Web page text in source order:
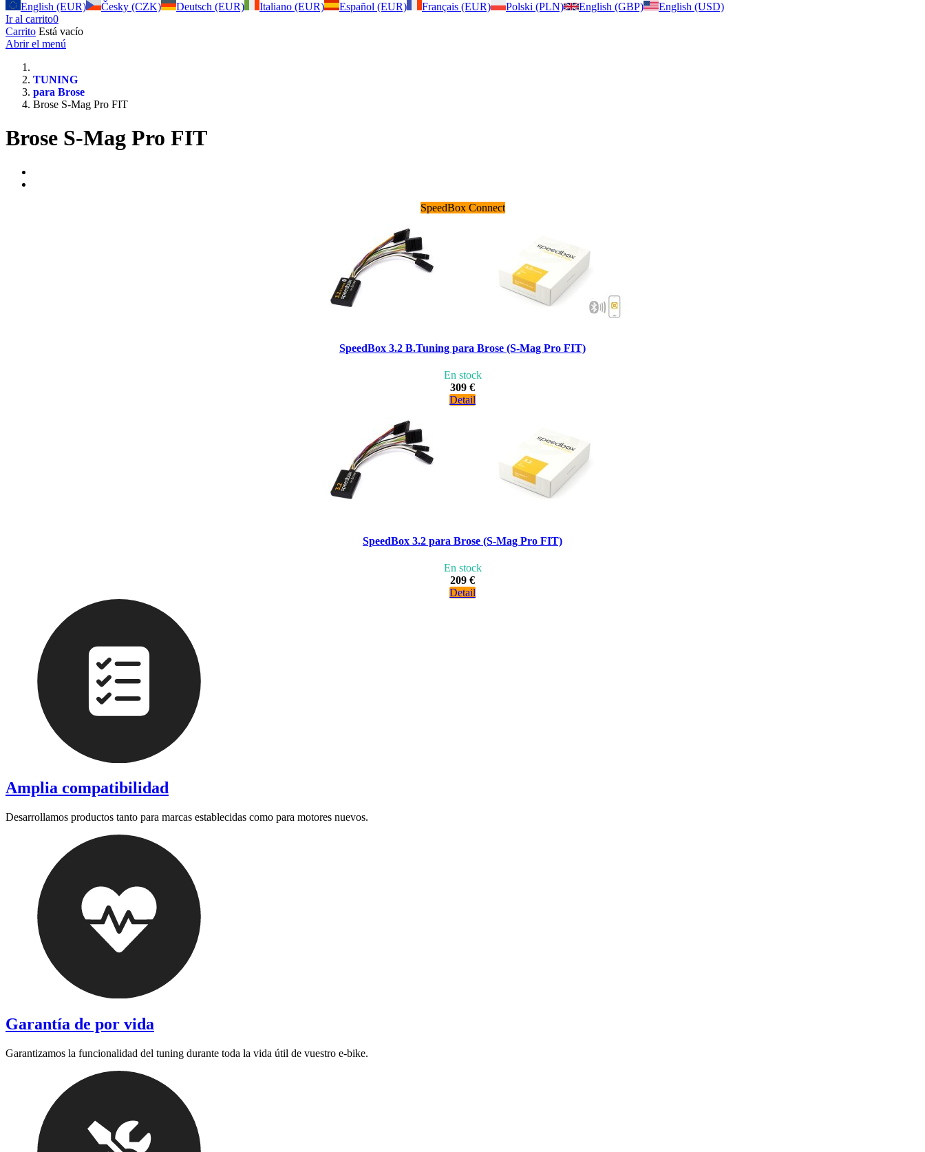
English (EUR)
Česky (CZK) Deutsch (EUR) Italiano (EUR) Español (EUR) Français (EUR) Polski (PLN) English (GBP)
English (USD)
Ir al carrito0
Carrito Está vacío
Abrir el menú
TUNING
para Brose
Brose S-Mag Pro FIT
Brose S-Mag Pro FIT
SpeedBox Connect
SpeedBox 3.2 B.Tuning para Brose (S-Mag Pro FIT)
En stock
309 €
Detail
SpeedBox 3.2 para Brose (S-Mag Pro FIT)
En stock
209 €
Detail
Amplia compatibilidad
Desarrollamos productos tanto para marcas establecidas como para motores nuevos.
Garantía de por vida
Garantizamos la funcionalidad del tuning durante toda la vida útil de vuestro e-bike.